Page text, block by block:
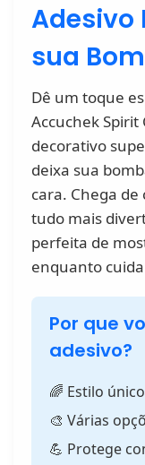
Adesivo
sua
Dê um toque
Accuchek Spirit
decorativo
deixa sua
cara. Chega
tudo mais
perfeita de
enquanto
Por que
adesivo?
🌈 Estilo
🎨 Várias
💪 Protege